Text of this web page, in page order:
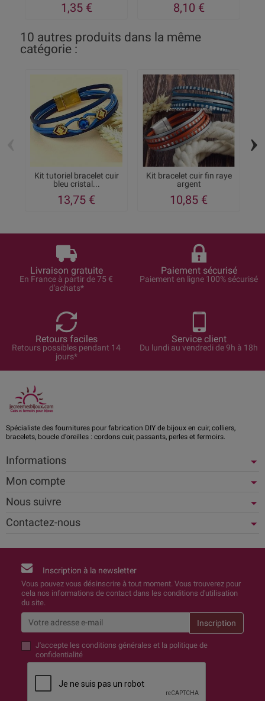
1,35 € 8,10 €
10 autres produits dans la même
catégorie :
Kit tutoriel bracelet cuir
bleu cristal...
13,75 €
Kit bracelet cuir fin raye
argent
10,85 €
›
Livraison gratuite
En France à partir de 75 €
d'achats*
Paiement sécurisé
Paiement en ligne 100% sécurisé
Retours faciles
Retours possibles pendant 14
jours*
Service client
Du lundi au vendredi de 9h à 18h
Spécialiste des fournitures pour fabrication DIY de bijoux en cuir, colliers,
bracelets, boucle d'oreilles : cordons cuir, passants, perles et fermoirs.
Informations
Mon compte
Nous suivre
Contactez-nous
Inscription à la newsletter
Vous pouvez vous désinscrire à tout moment. Vous trouverez pour
cela nos informations de contact dans les conditions d'utilisation
du site.
J'accepte les conditions générales et la politique de
confidentialité